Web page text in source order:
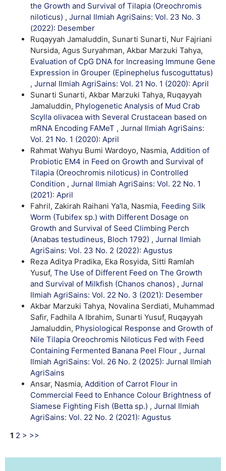
the Growth and Survival of Tilapia (Oreochromis
niloticus) , Jurnal Ilmiah AgriSains: Vol. 23 No. 3
(2022): Desember
Ruqayyah Jamaluddin, Sunarti Sunarti, Nur Fajriani
Nursida, Agus Suryahman, Akbar Marzuki Tahya,
Evaluation of CpG DNA for Increasing Immune Gene
Expression in Grouper (Epinephelus fuscoguttatus)
, Jurnal Ilmiah AgriSains: Vol. 21 No. 1 (2020): April
Sunarti Sunarti, Akbar Marzuki Tahya, Ruqayyah
Jamaluddin, Phylogenetic Analysis of Mud Crab
Scylla olivacea with Several Crustacean based on
mRNA Encoding FAMeT , Jurnal Ilmiah AgriSains:
Vol. 21 No. 1 (2020): April
Rahmat Wahyu Bumi Wardoyo, Nasmia, Addition of
Probiotic EM4 in Feed on Growth and Survival of
Tilapia (Oreochromis niloticus) in Controlled
Condition , Jurnal Ilmiah AgriSains: Vol. 22 No. 1
(2021): April
Fahril, Zakirah Raihani Ya'la, Nasmia, Feeding Silk
Worm (Tubifex sp.) with Different Dosage on
Growth and Survival of Seed Climbing Perch
(Anabas testudineus, Bloch 1792) , Jurnal Ilmiah
AgriSains: Vol. 23 No. 2 (2022): Agustus
Reza Aditya Pradika, Eka Rosyida, Sitti Ramlah
Yusuf, The Use of Different Feed on The Growth
and Survival of Milkfish (Chanos chanos) , Jurnal
Ilmiah AgriSains: Vol. 22 No. 3 (2021): Desember
Akbar Marzuki Tahya, Novalina Serdiati, Muhammad
Safir, Fadhila A Ibrahim, Sunarti Yusuf, Ruqayyah
Jamaluddin, Physiological Response and Growth of
Nile Tilapia Oreochromis Niloticus Fed with Feed
Containing Fermented Banana Peel Flour , Jurnal
Ilmiah AgriSains: Vol. 26 No. 2 (2025): Jurnal Ilmiah
AgriSains
Ansar, Nasmia, Addition of Carrot Flour in
Commercial Feed to Enhance Colour Brightness of
Siamese Fighting Fish (Betta sp.) , Jurnal Ilmiah
AgriSains: Vol. 22 No. 2 (2021): Agustus
1 2 > >>